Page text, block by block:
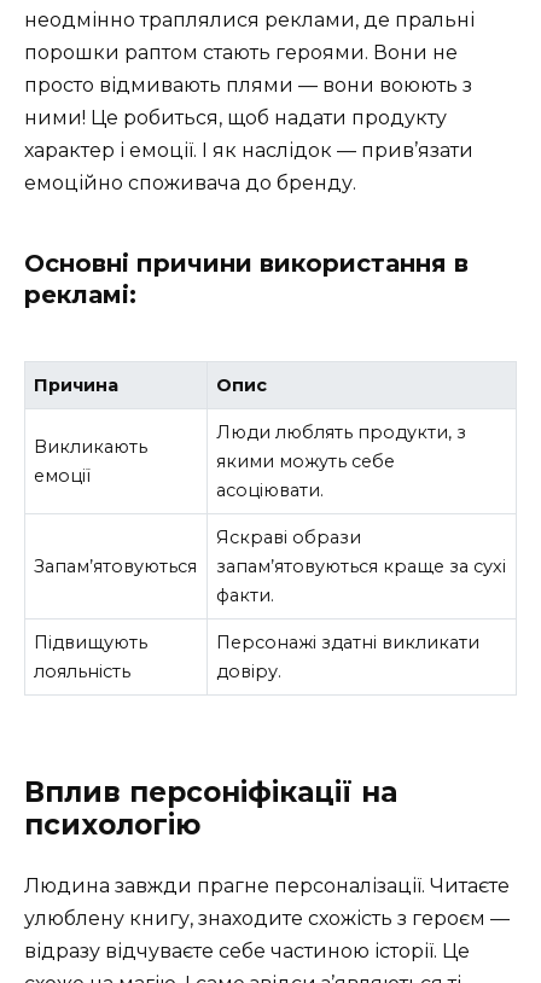
неодмінно траплялися реклами, де пральні
порошки раптом стають героями. Вони не
просто відмивають плями — вони воюють з
ними! Це робиться, щоб надати продукту
характер і емоції. І як наслідок — прив’язати
емоційно споживача до бренду.
Основні причини використання в
рекламі:
Причина Опис
Викликають
емоції
Люди люблять продукти, з
якими можуть себе
асоціювати.
Запам’ятовуються
Яскраві образи
запам’ятовуються краще за сухі
факти.
Підвищують
лояльність
Персонажі здатні викликати
довіру.
Вплив персоніфікації на
психологію
Людина завжди прагне персоналізації. Читаєте
улюблену книгу, знаходите схожість з героєм —
відразу відчуваєте себе частиною історії. Це